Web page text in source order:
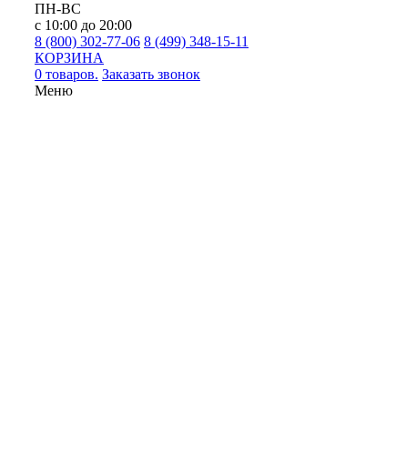
ПН-ВС
с 10:00 до 20:00
8 (800) 302-77-06 8 (499) 348-15-11
КОРЗИНА
0 товаров. Заказать звонок
Меню